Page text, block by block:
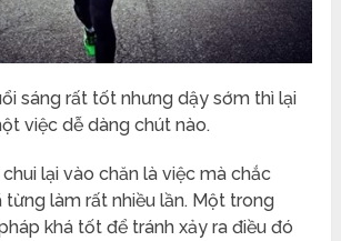
sáng rất tốt nhưng dậy sớm thì lại
việc dễ dàng chút nào.
lại vào chăn là việc mà chắc
từng làm rất nhiều lần. Một trong
khá tốt để tránh xảy ra điều đó